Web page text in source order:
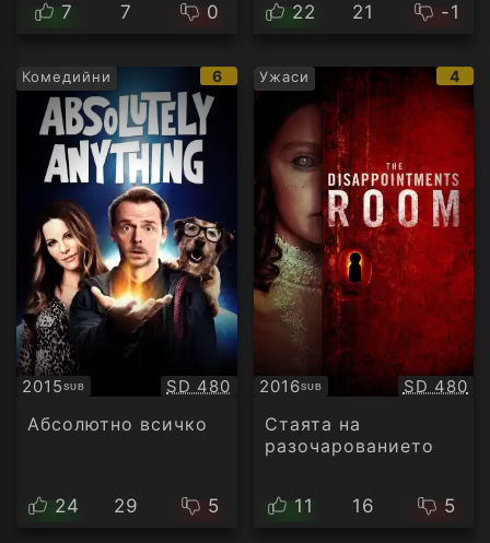
7 7 0 22 21 -1
Комедийни
IMDb
рейтинг:
6
2015SUB
Субтитри Качество:
SD 480
Абсолютно всичко
24 29 5
Ужаси 4
2016SUB
Субтитри SD 480
Стаята на
разочарованието
11 16 5